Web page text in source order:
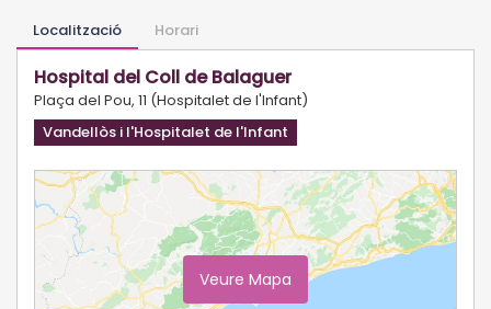
Localització Horari
Hospital del Coll de Balaguer
Plaça del Pou, 11 (Hospitalet de l'Infant)
Vandellòs i l'Hospitalet de l'Infant
Veure Mapa